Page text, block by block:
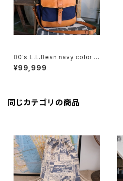
00's L.L.Bean navy color c
ombination messenger Ba
g
¥99,999
同じカテゴリの商品